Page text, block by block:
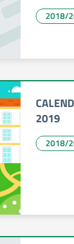
2018/
2019
2018/